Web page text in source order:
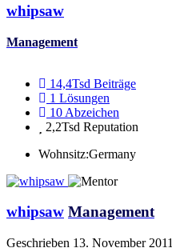
whipsaw
Management
14,4Tsd Beiträge
1 Lösungen
10 Abzeichen
2,2Tsd Reputation
Wohnsitz:Germany
whipsaw Management
Geschrieben 13. November 2011